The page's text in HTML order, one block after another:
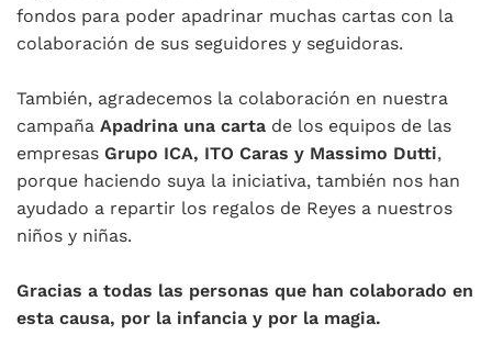
fondos para poder apadrinar muchas cartas con la
colaboración de sus seguidores y seguidoras.
También, agradecemos la colaboración en nuestra
campaña Apadrina una carta de los equipos de las
empresas Grupo ICA, ITO Caras y Massimo Dutti,
porque haciendo suya la iniciativa, también nos han
ayudado a repartir los regalos de Reyes a nuestros
niños y niñas.
Gracias a todas las personas que han colaborado en
esta causa, por la infancia y por la magia.